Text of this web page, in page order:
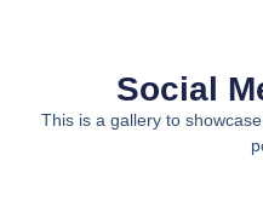
Social
This is a gallery to